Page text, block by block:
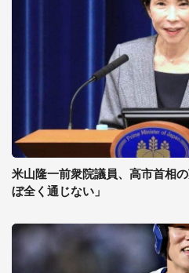
米山隆一前衆院議員、高市首相
ぼ全く通じない」